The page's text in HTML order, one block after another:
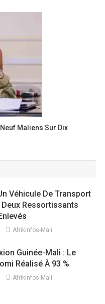
Maliens Sur Dix
Véhicule De Transport
Deux Ressortissants
Afrikinfos-Mali
Guinée-Mali : Le
Réalisé À 93 %
Afrikinfos-Mali